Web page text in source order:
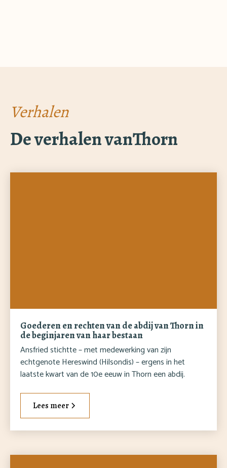
Verhalen
De verhalen vanThorn
Goederen en rechten van de abdij van Thorn in
de beginjaren van haar bestaan
Ansfried stichtte – met medewerking van zijn
echtgenote Hereswind (Hilsondis) – ergens in het
laatste kwart van de 10e eeuw in Thorn een abdij.
Lees meer